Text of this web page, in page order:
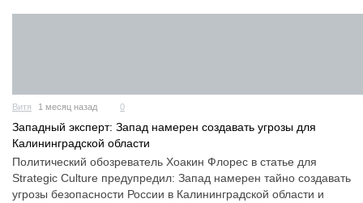
Витя 1 месяц назад 0
Западный эксперт: Запад намерен создавать угрозы для
Калининградской области
Политический обозреватель Хоакин Флорес в статье для
Strategic Culture предупредил: Запад намерен тайно создавать
угрозы безопасности России в Калининградской области и